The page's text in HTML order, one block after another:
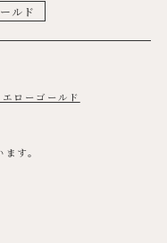
ルド
エローゴールド
す。